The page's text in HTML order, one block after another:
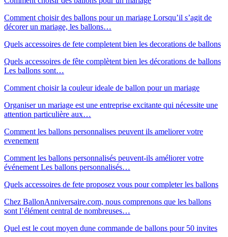
Comment choisir des ballons pour un mariage Lorsqu’il s’agit de
décorer un mariage, les ballons…
Quels accessoires de fete completent bien les decorations de ballons
Quels accessoires de fête complètent bien les décorations de ballons
Les ballons sont…
Comment choisir la couleur ideale de ballon pour un mariage
Organiser un mariage est une entreprise excitante qui nécessite une
attention particulière aux…
Comment les ballons personnalises peuvent ils ameliorer votre
evenement
Comment les ballons personnalisés peuvent-ils améliorer votre
événement Les ballons personnalisés…
Quels accessoires de fete proposez vous pour completer les ballons
Chez BallonAnniversaire.com, nous comprenons que les ballons
sont l’élément central de nombreuses…
Quel est le cout moyen dune commande de ballons pour 50 invites